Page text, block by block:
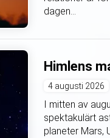
dagen...
Himlens
4 augusti 2026
I mitten av
spektakulärt
planeter Mars,